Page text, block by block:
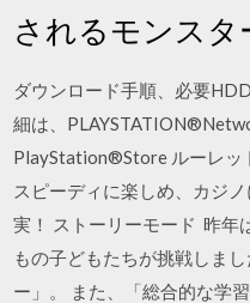
されるモンスタ
ダウンロード手順、必要
細は、
PlayStation®Store ルーレッ
スピーディに楽しめ、カジ
実！ ストーリーモード 昨年
もの子どもたちが挑戦しま
ー」。 また、「総合的な学